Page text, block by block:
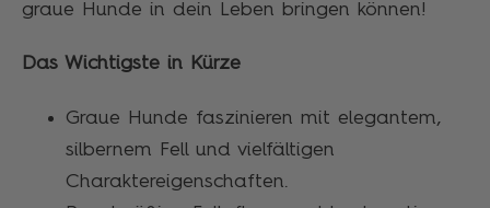
graue Hunde in dein Leben bringen können!
Das Wichtigste in Kürze
Graue Hunde faszinieren mit elegantem,
silbernem Fell und vielfältigen
Charaktereigenschaften.